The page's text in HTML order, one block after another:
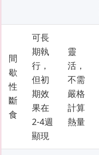
間
歇
性
斷
食
可長
期執
行，
但初
期效
果在
2-4週
顯現
靈
活，
不需
嚴格
計算
熱量